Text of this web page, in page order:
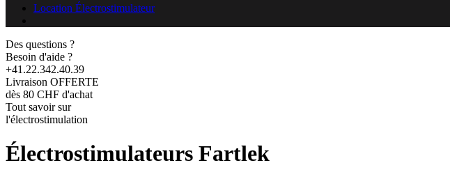
Location Électrostimulateur
Des questions ?
Besoin d'aide ?
+41.22.342.40.39
Livraison OFFERTE
dès 80 CHF d'achat
Tout savoir sur
l'électrostimulation
Électrostimulateurs Fartlek